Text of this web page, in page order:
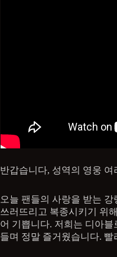
반갑습니다, 성역의 영웅 여
오늘 팬들의 사랑을 받는
쓰러뜨리고 복종시키기 위
어 기쁩니다. 저희는 디아
들며 정말 즐거웠습니다.